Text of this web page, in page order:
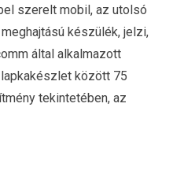
szerelt mobil, az utolsó
készülék, jelzi,
által alkalmazott
között 75
tekintetében, az